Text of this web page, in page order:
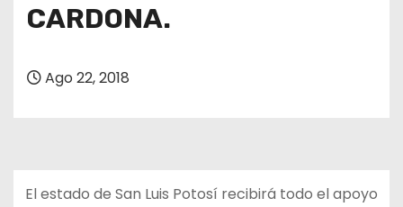
CARDONA.
Ago 22, 2018
El estado de San Luis Potosí recibirá todo el apoyo